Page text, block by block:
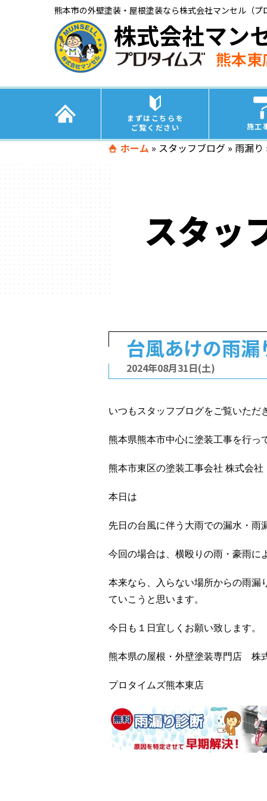
熊本市の外壁塗装・屋根塗装なら株式会社マンセル（
株式会社マン
熊本東
まずはこちらを
ご覧ください
施工
ホーム » スタッフブログ » 雨漏り
スタッ
台風あけの雨漏
2024年08月31日(土)
いつもスタッフブログをご覧いただ
熊本県熊本市中心に塗装工事を行っ
熊本市東区の塗装工事会社 株式会
本日は
先日の台風に伴う大雨での漏水・雨
今回の場合は、横殴りの雨・豪雨に
本来なら、入らない場所からの雨漏
ていこうと思います。
今日も１日宜しくお願い致します。
熊本県の屋根・外壁塗装専門店 株
プロタイムズ熊本東店